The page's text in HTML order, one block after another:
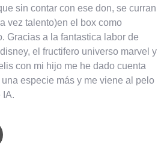
sin contar con ese don, se curran
vez talento)en el box como
Gracias a la fantastica labor de
el fructifero universo marvel y
con mi hijo me he dado cuenta
especie más y me viene al pelo
IA.